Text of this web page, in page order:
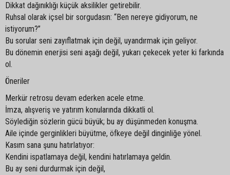
Dikkat dağınıklığı küçük aksilikler getirebilir.
Ruhsal olarak içsel bir sorgudasın: “Ben nereye gidiyorum, ne
istiyorum?”
Bu sorular seni zayıflatmak için değil, uyandırmak için geliyor.
Bu dönemin enerjisi seni aşağı değil, yukarı çekecek yeter ki farkında
ol.
Öneriler
Merkür retrosu devam ederken acele etme.
İmza, alışveriş ve yatırım konularında dikkatli ol.
Söylediğin sözlerin gücü büyük; bu ay düşünmeden konuşma.
Aile içinde gerginlikleri büyütme, öfkeye değil dinginliğe yönel.
Kasım sana şunu hatırlatıyor:
Kendini ispatlamaya değil, kendini hatırlamaya geldin.
Bu ay seni durdurmak için değil,